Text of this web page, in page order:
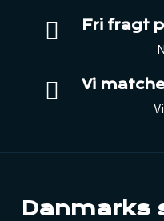
Fri fragt
Vi
Danmarks